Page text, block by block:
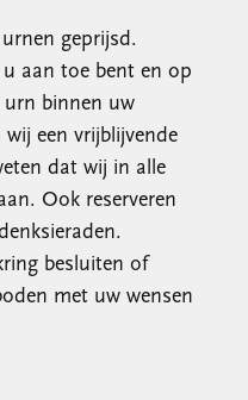
geprijsd.
aan toe bent en op
urn binnen uw
een vrijblijvende
dat wij in alle
Ook reserveren
besluiten of
met uw wensen